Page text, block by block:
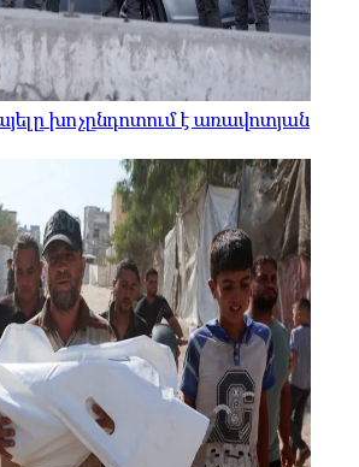
խոչընդոտում է առավոտյան